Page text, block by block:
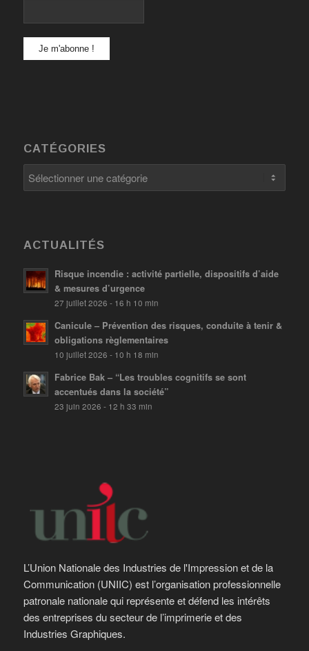
CATÉGORIES
Catégories
ACTUALITÉS
Risque incendie : activité partielle, dispositifs d’aide
& mesures d’urgence
27 juillet 2026 - 16 h 10 min
Canicule – Prévention des risques, conduite à tenir &
obligations règlementaires
10 juillet 2026 - 10 h 18 min
Fabrice Bak – “Les troubles cognitifs se sont
accentués dans la société”
23 juin 2026 - 12 h 33 min
L’Union Nationale des Industries de l'Impression et de la
Communication (UNIIC) est l’organisation professionnelle
patronale nationale qui représente et défend les intérêts
des entreprises du secteur de l’imprimerie et des
Industries Graphiques.